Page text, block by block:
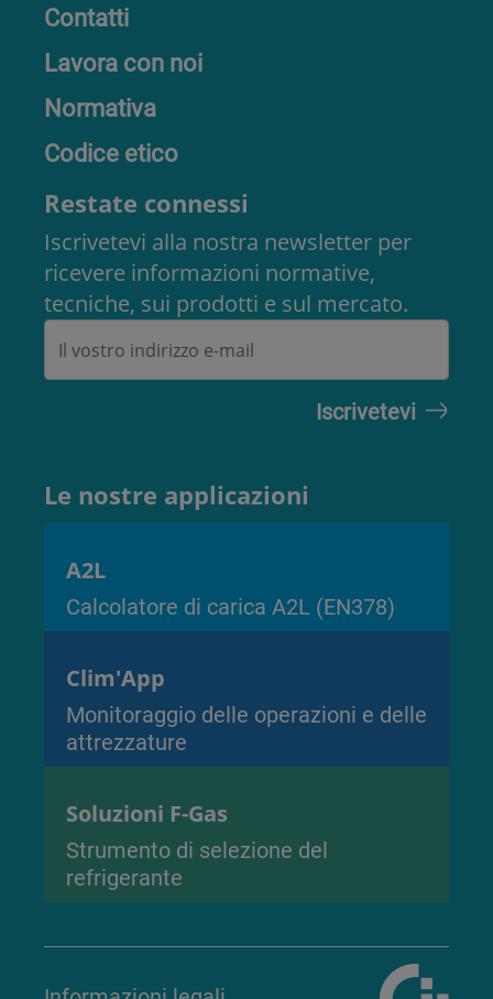
Contatti
Lavora con noi
Normativa
Codice etico
Restate connessi
Iscrivetevi alla nostra newsletter per
ricevere informazioni normative,
tecniche, sui prodotti e sul mercato.
Le nostre applicazioni
A2L
Calcolatore di carica A2L (EN378)
Clim'App
Monitoraggio delle operazioni e delle
attrezzature
Soluzioni F-Gas
Strumento di selezione del
refrigerante